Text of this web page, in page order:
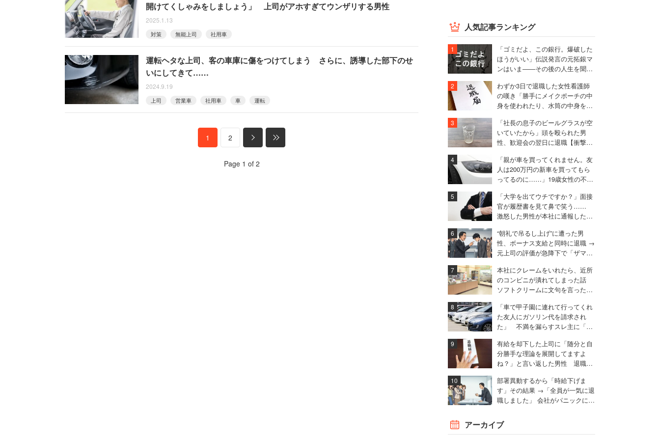
開けてくしゃみをしましょう」 上司がアホすぎてウンザリする男性
2025.1.13
対策 無能上司 社用車
運転ヘタな上司、客の車庫に傷をつけてしまう さらに、誘導した部下のせ
いにしてきて……
2024.9.19
上司 営業車 社用車 車 運転
1 2
Page 1 of 2
人気記事ランキング
「ゴミだよ、この銀行。爆破した
ほうがいい」伝説発言の元拓銀マ
ンはいま――その後の人生を聞い
わずか3日で退職した女性看護師
の嘆き「勝手にメイクポーチの中
身を使われたり、水筒の中身を捨
「社長の息子のビールグラスが空
いていたから」頭を殴られた男
性、歓迎会の翌日に退職【衝撃エ
「親が車を買ってくれません。友
人は200万円の新車を買ってもら
ってるのに……」19歳女性の不満
「大学を出てウチですか？」面接
官が履歴書を見て鼻で笑う……
激怒した男性が本社に通報した結
“朝礼で吊るし上げ”に遭った男
性、ボーナス支給と同時に退職 →
元上司の評価が急降下で「ザマア
本社にクレームをいれたら、近所
のコンビニが潰れてしまった話
ソフトクリームに文句を言ったと
「車で甲子園に連れて行ってくれ
た友人にガソリン代を請求され
た」 不満を漏らすスレ主に「言
有給を却下した上司に「随分と自
分勝手な理論を展開してますよ
ね？」と言い返した男性 退職届
部署異動するから「時給下げま
す」その結果 →「全員が一気に退
職しました」 会社がパニックに陥
アーカイブ